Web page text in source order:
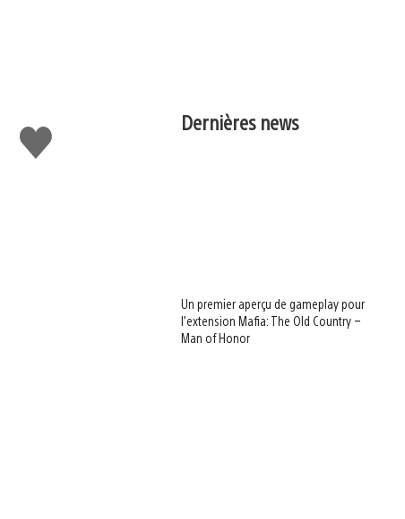
J'aime Dernières news
Un premier aperçu de gameplay pour
l’extension Mafia: The Old Country –
Man of Honor